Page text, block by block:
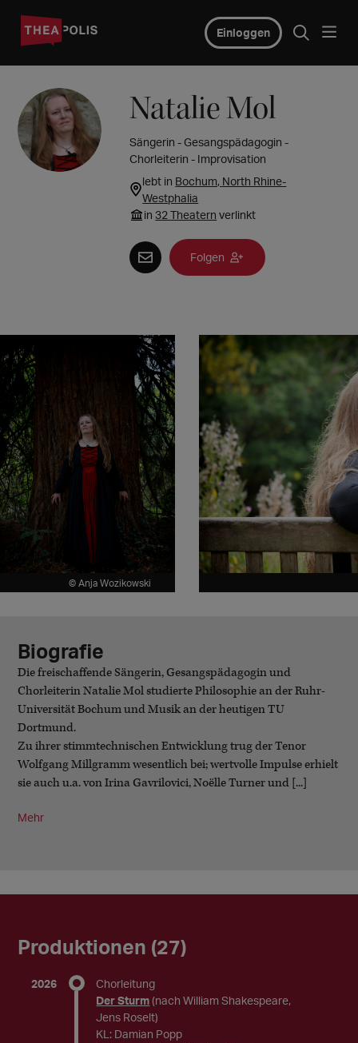
Einloggen
Natalie Mol
Sängerin - Gesangspädagogin -
Chorleiterin - Improvisation
lebt in Bochum, North Rhine-
Westphalia
in32 Theatern verlinkt
Folgen
© Anja Wozikowski
Biografie
Die freischaffende Sängerin, Gesangspädagogin und
Chorleiterin Natalie Mol studierte Philosophie an der Ruhr-
Universität Bochum und Musik an der heutigen TU
Dortmund.
Zu ihrer stimmtechnischen Entwicklung trug der Tenor
Wolfgang Millgramm wesentlich bei; wertvolle Impulse erhielt
sie auch u.a. von Irina Gavrilovici, Noëlle Turner und [...]
Mehr
Produktionen (27)
2026
Chorleitung
Der Sturm (nach William Shakespeare,
Jens Roselt)
KL: Damian Popp